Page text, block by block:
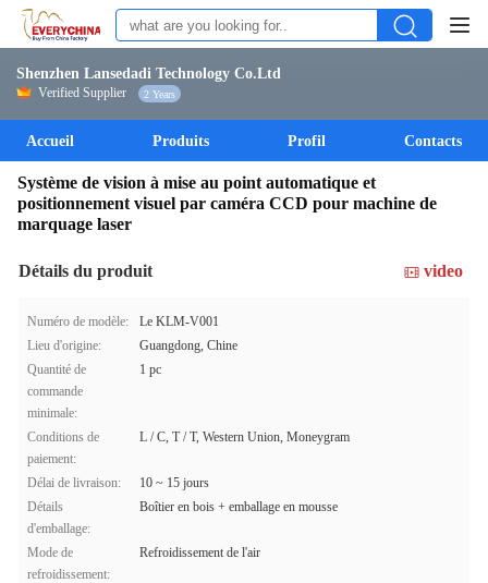
Shenzhen Lansedadi Technology Co.Ltd
Verified Supplier 2 Years
Accueil Produits Profil Contacts
Système de vision à mise au point automatique et
positionnement visuel par caméra CCD pour machine de
marquage laser
Détails du produit video
Numéro de modèle:
Le KLM-V001
Lieu d'origine:
Guangdong, Chine
Quantité de
commande
minimale:
1 pc
Conditions de
paiement:
L / C, T / T, Western Union, Moneygram
Délai de livraison:
10 ~ 15 jours
Détails
d'emballage:
Boîtier en bois + emballage en mousse
Mode de
refroidissement:
Refroidissement de l'air